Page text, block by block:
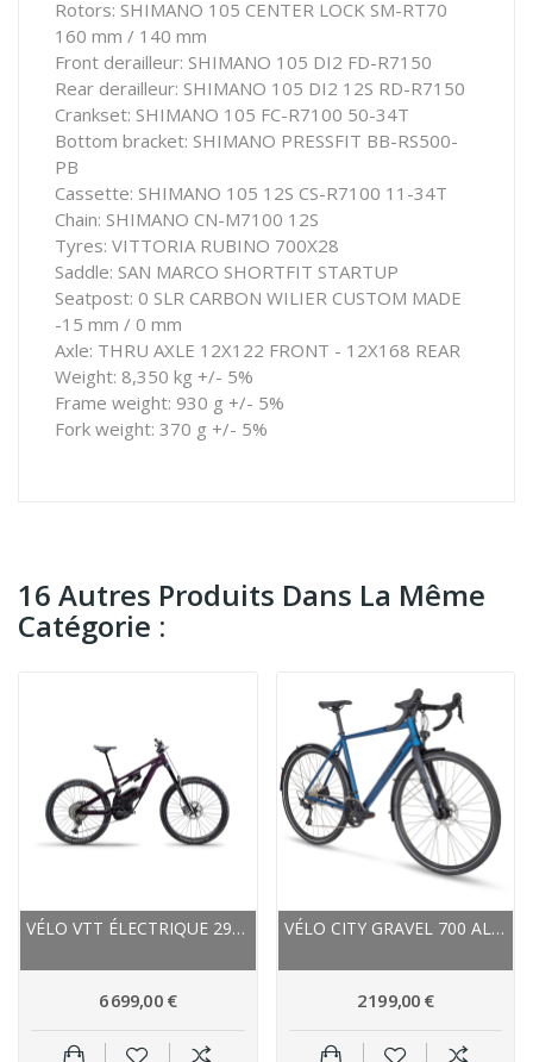
Rotors: SHIMANO 105 CENTER LOCK SM-RT70
160 mm / 140 mm
Front derailleur: SHIMANO 105 DI2 FD-R7150
Rear derailleur: SHIMANO 105 DI2 12S RD-R7150
Crankset: SHIMANO 105 FC-R7100 50-34T
Bottom bracket: SHIMANO PRESSFIT BB-RS500-
PB
Cassette: SHIMANO 105 12S CS-R7100 11-34T
Chain: SHIMANO CN-M7100 12S
Tyres: VITTORIA RUBINO 700X28
Saddle: SAN MARCO SHORTFIT STARTUP
Seatpost: 0 SLR CARBON WILIER CUSTOM MADE
-15 mm / 0 mm
Axle: THRU AXLE 12X122 FRONT - 12X168 REAR
Weight: 8,350 kg +/- 5%
Frame weight: 930 g +/- 5%
Fork weight: 370 g +/- 5%
16 Autres Produits Dans La Même
Catégorie :
VÉLO VTT ÉLECTRIQUE 29/27.5 CARBONE LAPIERRE...
6 699,00 €
VÉLO CITY GRAVEL 700 ALU - STEVENS 2026 SUPRÊME...
2 199,00 €